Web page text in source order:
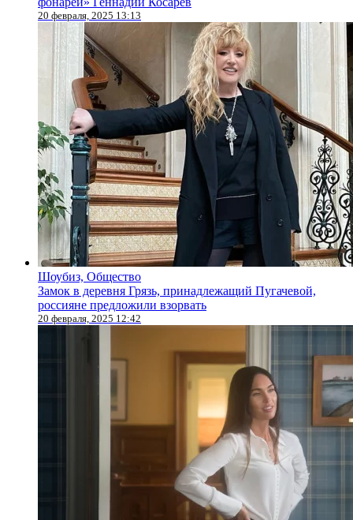
20 февраля, 2025 13:13
Шоубиз, Общество
Замок в деревня Грязь, принадлежащий Пугачевой,
россияне предложили взорвать
20 февраля, 2025 12:42